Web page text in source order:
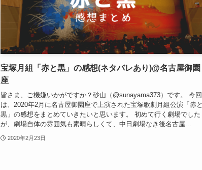
宝塚月組「赤と黒」の感想(ネタバレあり)@名古屋御園
座
皆さま、ご機嫌いかがですか？砂山（@sunayama373）です。 今回
は、2020年2月に名古屋御園座で上演された宝塚歌劇月組公演「赤と
黒」の感想をまとめていきたいと思います。 初めて行く劇場でした
が、劇場自体の雰囲気も素晴らしくて、中日劇場なき後名古屋...
2020年2月23日